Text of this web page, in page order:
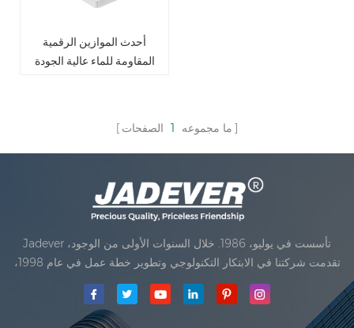
أحدث الموازين الرقمية
المقاومة للماء عالية الجودة
ما مجموعه 1 الصفحات
Jadever تأسست في يوليو، 1986. خلال السنوات الأولى من الوجود،
تقدمت شركتنا في الابتكار التكنولوجي وتطوير خطة عمل في عام 1998،
حققت شركتنا هدف الجودة الرئيسية، متى تلقت أول منتجاتنا موافقة من
مقياس المحدودةكان تأسيس تقع من